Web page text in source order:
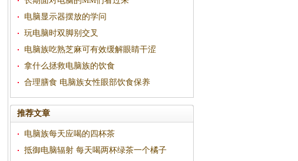
电脑显示器摆放的学问
玩电脑时双脚别交叉
电脑族吃熟芝麻可有效缓解眼睛干涩
拿什么拯救电脑族的饮食
合理膳食 电脑族女性眼部饮食保养
推荐文章
电脑族每天应喝的四杯茶
抵御电脑辐射 每天喝两杯绿茶一个橘子